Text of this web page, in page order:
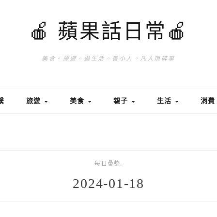
🍎 蘋果話日常🍎
美食。旅遊。過生活。養小人。凡人瑣碎事
旅遊 美食 親子 生活 消費
每日彙整:
2024-01-18